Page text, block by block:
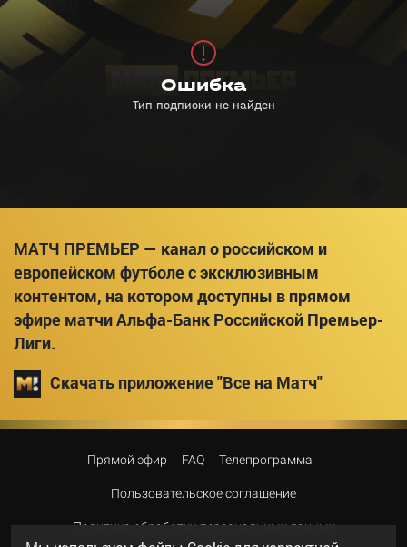
МАТЧ ПРЕМЬЕР — канал о российском и
европейском футболе с эксклюзивным
контентом, на котором доступны в прямом
эфире матчи Альфа-Банк Российской Премьер-
Лиги.
Скачать приложение "Все на Матч"
Прямой эфир FAQ Телепрограмма
Пользовательское соглашение
Политика обработки персональных данных